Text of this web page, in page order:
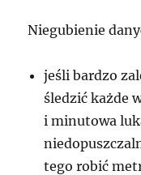
Niegubienie
jeśli bardzo
śledzić każde
i minutowa
tego robić